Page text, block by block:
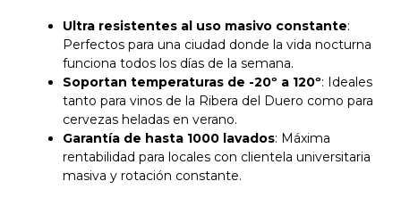
Ultra resistentes al uso masivo constante:
Perfectos para una ciudad donde la vida nocturna
funciona todos los días de la semana.
Soportan temperaturas de -20º a 120º: Ideales
tanto para vinos de la Ribera del Duero como para
cervezas heladas en verano.
Garantía de hasta 1000 lavados: Máxima
rentabilidad para locales con clientela universitaria
masiva y rotación constante.